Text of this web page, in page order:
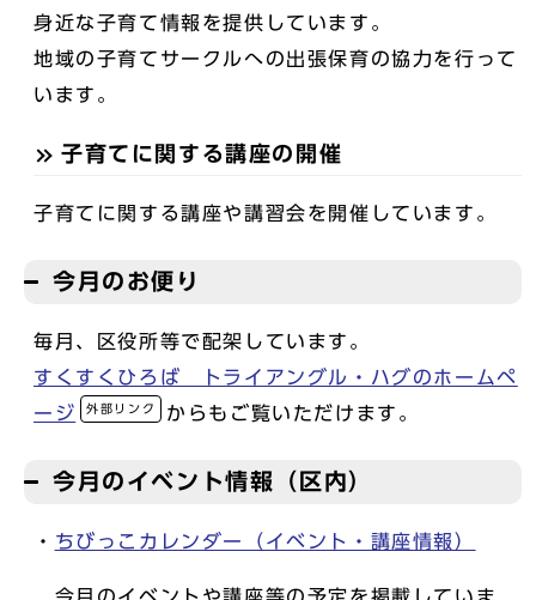
身近な子育て情報を提供しています。
地域の子育てサークルへの出張保育の協力を行って
います。
子育てに関する講座の開催
子育てに関する講座や講習会を開催しています。
今月のお便り
毎月、区役所等で配架しています。
すくすくひろば トライアングル・ハグのホームペ
ージ
外部リンク からもご覧いただけます。
今月のイベント情報（区内）
・ ちびっこカレンダー（イベント・講座情報）